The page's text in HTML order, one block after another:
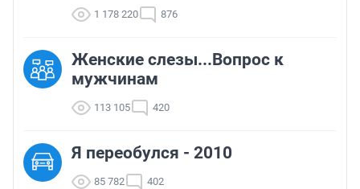
1 178 220 876
Женские слезы...Вопрос к
мужчинам
113 105 420
Я переобулся - 2010
85 782 402